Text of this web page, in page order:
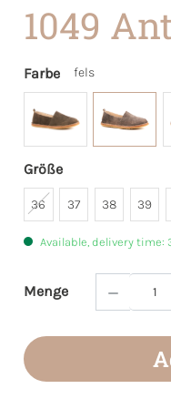
1049
Farbe fels
Größe
36 37 38 39
Available, delivery time:
Menge
Product